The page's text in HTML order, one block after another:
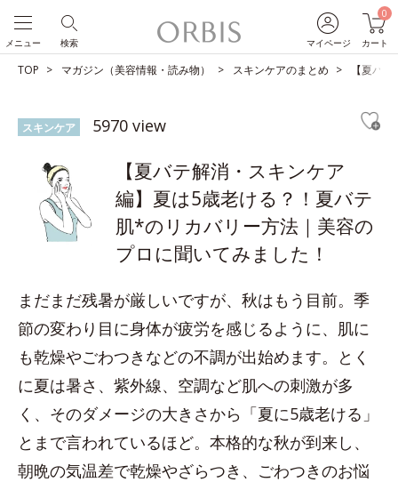
マイページ
0
カート
検索
メニュー
TOP マガジン（美容情報・読み物） スキンケアのまとめ 【夏バ
スキンケア 5970 view
【夏バテ解消・スキンケア
編】夏は5歳老ける？！夏バテ
肌*のリカバリー方法｜美容の
プロに聞いてみました！
まだまだ残暑が厳しいですが、秋はもう目前。季
節の変わり目に身体が疲労を感じるように、肌に
も乾燥やごわつきなどの不調が出始めます。とく
に夏は暑さ、紫外線、空調など肌への刺激が多
く、そのダメージの大きさから「夏に5歳老ける」
とまで言われているほど。本格的な秋が到来し、
朝晩の気温差で乾燥やざらつき、ごわつきのお悩